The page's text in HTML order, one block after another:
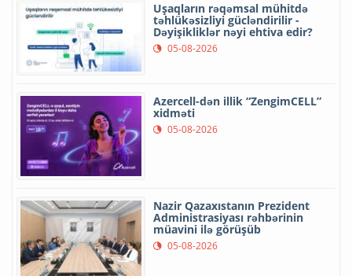
Uşaqların rəqəmsal mühitdə
təhlükəsizliyi gücləndirilir -
Dəyişikliklər nəyi ehtiva edir?
05-08-2026
Azercell-dən illik “ZengimCELL”
xidməti
05-08-2026
Nazir Qazaxıstanın Prezident
Administrasiyası rəhbərinin
müavini ilə görüşüb
05-08-2026